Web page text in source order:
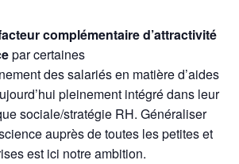
complémentaire d’attractivité
par certaines
des salariés en matière d’aides
pleinement intégré dans leur
sociale/stratégie RH. Généraliser
auprès de toutes les petites et
est ici notre ambition.